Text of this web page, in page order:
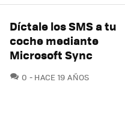
Díctale los SMS a tu
coche mediante
Microsoft Sync
0 COMENTARIOS
HACE 19 AÑOS